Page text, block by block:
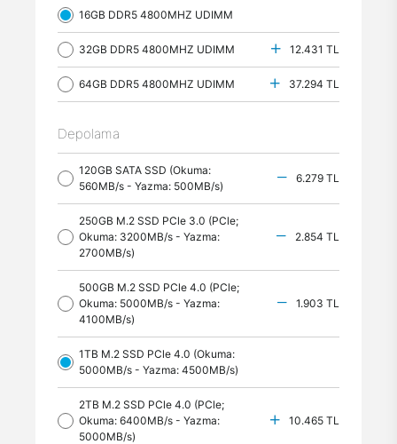
16GB DDR5 4800MHZ UDIMM
32GB DDR5 4800MHZ UDIMM 12.431 TL
64GB DDR5 4800MHZ UDIMM 37.294 TL
Depolama
120GB SATA SSD (Okuma:
560MB/s - Yazma: 500MB/s)
6.279 TL
250GB M.2 SSD PCle 3.0 (PCle;
Okuma: 3200MB/s - Yazma:
2700MB/s)
2.854 TL
500GB M.2 SSD PCle 4.0 (PCle;
Okuma: 5000MB/s - Yazma:
4100MB/s)
1.903 TL
1TB M.2 SSD PCle 4.0 (Okuma:
5000MB/s - Yazma: 4500MB/s)
2TB M.2 SSD PCle 4.0 (PCle;
Okuma: 6400MB/s - Yazma:
5000MB/s)
10.465 TL